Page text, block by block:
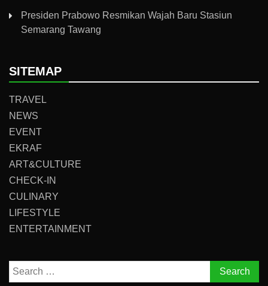
Presiden Prabowo Resmikan Wajah Baru Stasiun
Semarang Tawang
SITEMAP
TRAVEL
NEWS
EVENT
EKRAF
ART&CULTURE
CHECK-IN
CULINARY
LIFESTYLE
ENTERTAINMENT
Search